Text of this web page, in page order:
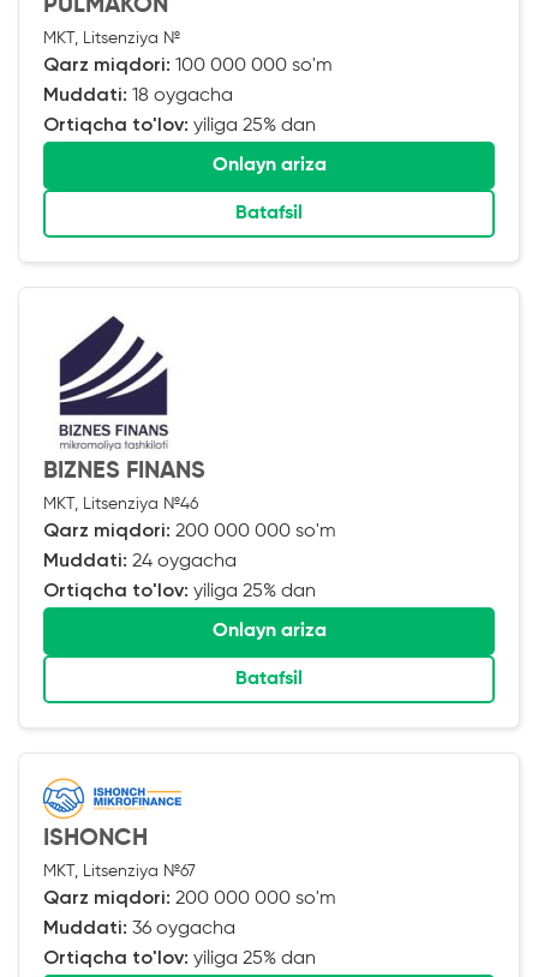
PULMAKON
MKT, Litsenziya №
Qarz miqdori: 100 000 000 so'm
Muddati: 18 oygacha
Ortiqcha to'lov: yiliga 25% dan
Onlayn ariza
Batafsil
BIZNES FINANS
MKT, Litsenziya №46
Qarz miqdori: 200 000 000 so'm
Muddati: 24 oygacha
Ortiqcha to'lov: yiliga 25% dan
Onlayn ariza
Batafsil
ISHONCH
MKT, Litsenziya №67
Qarz miqdori: 200 000 000 so'm
Muddati: 36 oygacha
Ortiqcha to'lov: yiliga 25% dan